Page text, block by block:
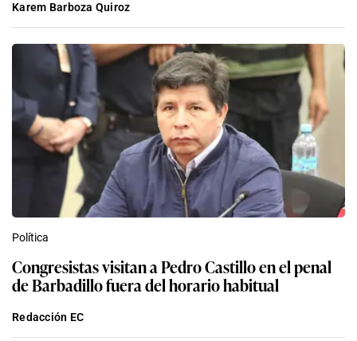
Karem Barboza Quiroz
Política
Congresistas visitan a Pedro Castillo en el penal
de Barbadillo fuera del horario habitual
Redacción EC